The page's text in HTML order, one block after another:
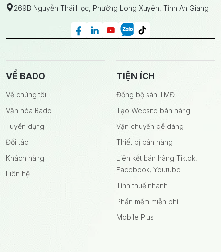
269B Nguyễn Thái Học, Phường Long Xuyên, Tỉnh An Giang
VỀ BADO
Về chúng tôi
Văn hóa Bado
Tuyển dụng
Đối tác
Khách hàng
Liên hệ
TIỆN ÍCH
Đồng bộ sàn TMĐT
Tạo Website bán hàng
Vận chuyển dễ dàng
Thiết bị bán hàng
Liên kết bán hàng Tiktok,
Facebook, Youtube
Tính thuế nhanh
Phần mềm miễn phí
Mobile Plus